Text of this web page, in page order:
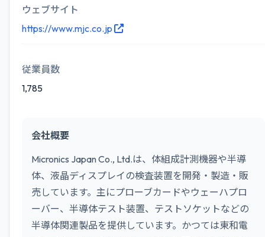
ウェブサイト
https://www.mjc.co.jp
従業員数
1,785
会社概要
Micronics Japan Co., Ltd.は、体組成計測機器や半導
体、液晶ディスプレイの検査装置を開発・製造・販
売しています。主にプローブカードやウェーハプロ
ーバー、半導体テスト装置、テストソケットなどの
半導体関連製品を提供しています。かつては東和電